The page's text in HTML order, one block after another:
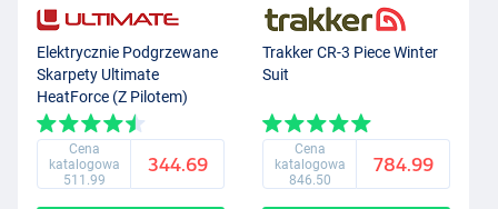
Elektrycznie Podgrzewane
Skarpety Ultimate
HeatForce (Z Pilotem)
Cena
katalogowa
511.99
344.69
Trakker CR-3 Piece Winter
Suit
Cena
katalogowa
846.50
784.99